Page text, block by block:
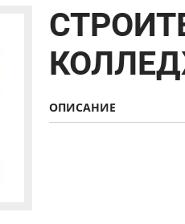
ОПИСАНИЕ